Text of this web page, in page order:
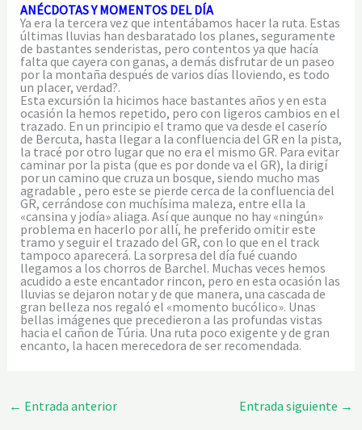
ANÉCDOTAS Y MOMENTOS DEL DÍA
Ya era la tercera vez que intentábamos hacer la ruta. Estas
últimas lluvias han desbaratado los planes, seguramente
de bastantes senderistas, pero contentos ya que hacía
falta que cayera con ganas, a demás disfrutar de un paseo
por la montaña después de varios días lloviendo, es todo
un placer, verdad?.
Esta excursión la hicimos hace bastantes años y en esta
ocasión la hemos repetido, pero con ligeros cambios en el
trazado. En un principio el tramo que va desde el caserío
de Bercuta, hasta llegar a la confluencia del GR en la pista,
la tracé por otro lugar que no era el mismo GR. Para evitar
caminar por la pista (que es por donde va el GR), la dirigí
por un camino que cruza un bosque, siendo mucho mas
agradable , pero este se pierde cerca de la confluencia del
GR, cerrándose con muchísima maleza, entre ella la
«cansina y jodía» aliaga. Así que aunque no hay «ningún»
problema en hacerlo por allí, he preferido omitir este
tramo y seguir el trazado del GR, con lo que en el track
tampoco aparecerá. La sorpresa del día fué cuando
llegamos a los chorros de Barchel. Muchas veces hemos
acudido a este encantador rincon, pero en esta ocasión las
lluvias se dejaron notar y de que manera, una cascada de
gran belleza nos regaló el «momento bucólico». Unas
bellas imágenes que precedieron a las profundas vistas
hacia el cañon de Túria. Una ruta poco exigente y de gran
encanto, la hacen merecedora de ser recomendada.
← Entrada anterior Entrada siguiente →